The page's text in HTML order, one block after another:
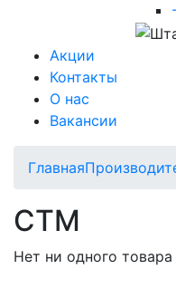
Акции
Контакты
О нас
Вакансии
Главная
CTM
Нет ни одного